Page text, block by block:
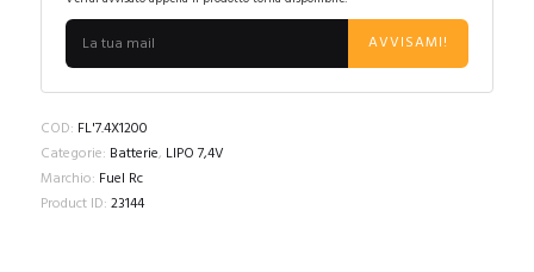
AVVISAMI!
COD: FL'7.4X1200
Categorie: Batterie, LIPO 7,4V
Marchio: Fuel Rc
Product ID: 23144